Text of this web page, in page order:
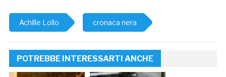
Achille Lollo cronaca nera
POTREBBE INTERESSARTI ANCHE